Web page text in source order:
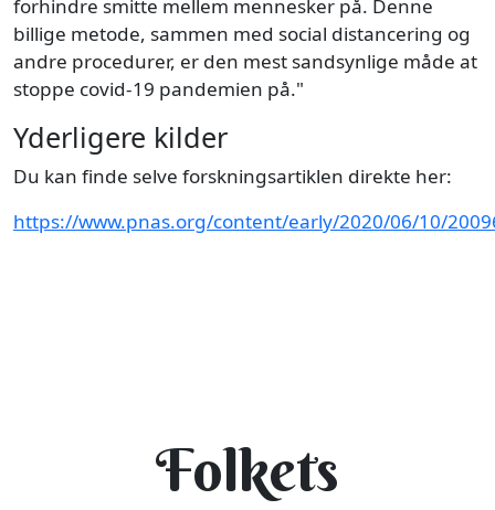
forhindre smitte mellem mennesker på. Denne
billige metode, sammen med social distancering og
andre procedurer, er den mest sandsynlige måde at
stoppe covid-19 pandemien på."
Yderligere kilder
Du kan finde selve forskningsartiklen direkte her:
https://www.pnas.org/content/early/2020/06/10/
Folkets